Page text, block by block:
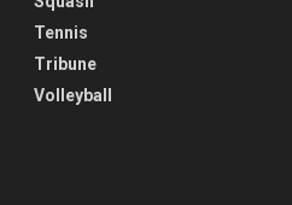
Tennis
Tribune
Volleyball